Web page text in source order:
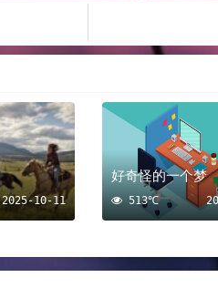
2025-10-11
好奇怪的一个梦
513℃